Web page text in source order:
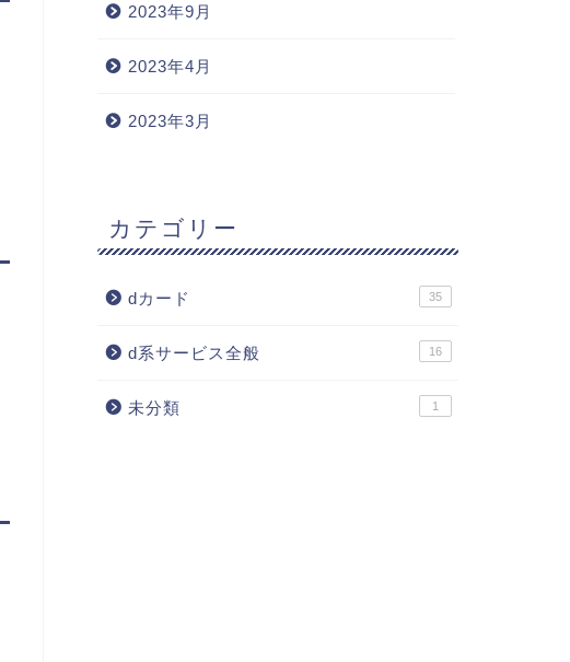
2023年9月
2023年4月
2023年3月
カテゴリー
dカード 35
d系サービス全般 16
未分類 1